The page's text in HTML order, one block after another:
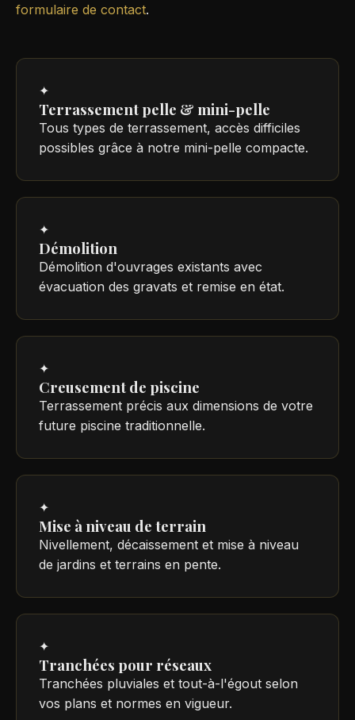
formulaire de contact.
✦
Terrassement pelle & mini-pelle
Tous types de terrassement, accès difficiles
possibles grâce à notre mini-pelle compacte.
✦
Démolition
Démolition d'ouvrages existants avec
évacuation des gravats et remise en état.
✦
Creusement de piscine
Terrassement précis aux dimensions de votre
future piscine traditionnelle.
✦
Mise à niveau de terrain
Nivellement, décaissement et mise à niveau
de jardins et terrains en pente.
✦
Tranchées pour réseaux
Tranchées pluviales et tout-à-l'égout selon
vos plans et normes en vigueur.